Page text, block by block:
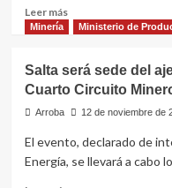
para
fortalecer
gobernanza
minera
NOA
Leer másLeer
más
de
trabajo
con
minera
POSCO
Minería Ministerio de
Salta será sede del
Cuarto Circuito
Arroba 12 de noviembre de
El evento, declarado de
Energía, se llevará a cabo